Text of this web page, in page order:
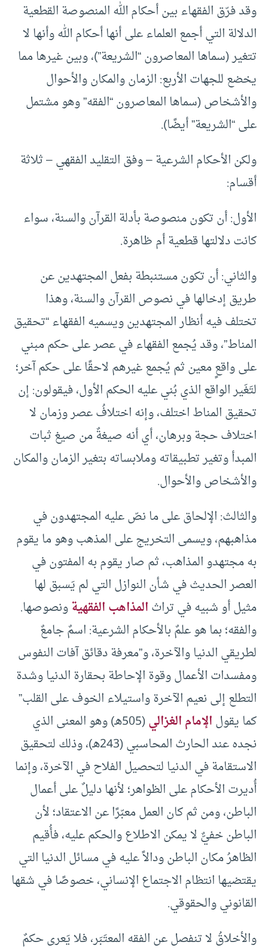
وقد فرّق الفقهاء بين أحكام الله المنصوصة القطعية
الدلالة التي أجمع العلماء على أنها أحكام الله وأنها لا
تتغير (سماها المعاصرون “الشريعة”)، وبين غيرها مما
يخضع للجهات الأربع: الزمان والمكان والأحوال
والأشخاص (سماها المعاصرون “الفقه” وهو مشتمل
على “الشريعة” أيضًا).
ولكن الأحكام الشرعية – وفق التقليد الفقهي – ثلاثة
أقسام:
الأول: أن تكون منصوصة بأدلة القرآن والسنة، سواء
كانت دلالتها قطعية أم ظاهرة.
والثاني: أن تكون مستنبطة بفعل المجتهدين عن
طريق إدخالها في نصوص القرآن والسنة، وهذا
تختلف فيه أنظار المجتهدين ويسميه الفقهاء “تحقيق
المناط”، وقد يُجمع الفقهاء في عصر على حكم مبني
على واقعٍ معين ثم يُجمع غيرهم لاحقًا على حكم آخر؛
لتَغَير الواقع الذي بُني عليه الحكم الأول، فيقولون: إن
تحقيق المناط اختلف، وإنه اختلافُ عصر وزمان لا
اختلاف حجة وبرهان، أي أنه صيغةٌ من صيغ ثبات
المبدأ وتغير تطبيقاته وملابساته بتغير الزمان والمكان
والأشخاص والأحوال.
والثالث: الإلحاق على ما نصّ عليه المجتهدون في
مذاهبهم، ويسمى التخريج على المذهب وهو ما يقوم
به مجتهدو المذاهب، ثم صار يقوم به المفتون في
العصر الحديث في شأن النوازل التي لم يَسبق لها
مثيل أو شبيه في تراثالمذاهب الفقهيةونصوصها.
والفقه؛ بما هو علمٌ بالأحكام الشرعية: اسمٌ جامعٌ
لطريقي الدنيا والآخرة، و”معرفة دقائق آفات النفوس
ومفسدات الأعمال وقوة الإحاطة بحقارة الدنيا وشدة
التطلع إلى نعيم الآخرة واستيلاء الخوف على القلب”
كما يقولالإمام الغزالي
(505هـ) وهو المعنى الذي
نجده عند الحارث المحاسبي (243هـ)، وذلك لتحقيق
الاستقامة في الدنيا لتحصيل الفلاح في الآخرة، وإنما
أُديرت الأحكام على الظواهر؛ لأنها دليلٌ على أعمال
الباطن، ومن ثم كان العمل معبّرًا عن الاعتقاد؛ لأن
الباطن خفيٌّ لا يمكن الاطلاع والحكم عليه، فأُقيم
الظاهرُ مكان الباطن ودالاً عليه في مسائل الدنيا التي
يقتضيها انتظام الاجتماع الإنساني، خصوصًا في شقها
القانوني والحقوقي.
والأخلاقُ لا تنفصل عن الفقه المعتَبَر، فلا يَعرى حكمٌ